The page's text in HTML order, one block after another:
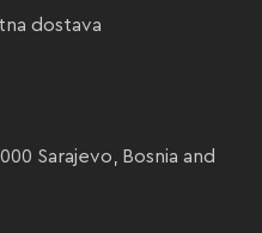
dostava
Sarajevo, Bosnia and